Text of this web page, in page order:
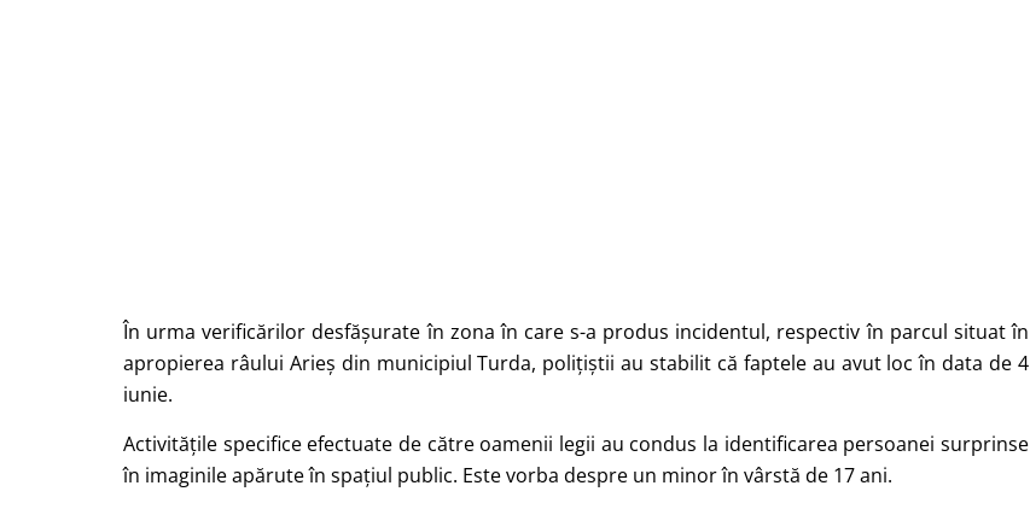
În urma verificărilor desfășurate în zona în care s-a produs incidentul, respectiv în parcul situat în
apropierea râului Arieș din municipiul Turda, polițiștii au stabilit că faptele au avut loc în data de 4
iunie.
Activitățile specifice efectuate de către oamenii legii au condus la identificarea persoanei surprinse
în imaginile apărute în spațiul public. Este vorba despre un minor în vârstă de 17 ani.